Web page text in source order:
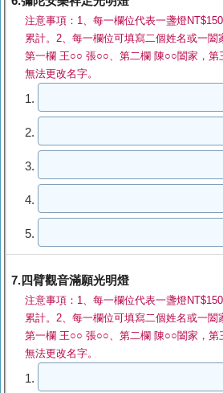
注意事項：1、每一欄位代表一盞燈
累計。2、每一欄位可填寫二個姓名或一闔
第一欄 王○○ 張○○、第二欄 陳○○闔家，第
無法更改名字。
1.
2.
3.
4.
5.
7.四臂觀音滿願光明燈
注意事項：1、每一欄位代表一盞燈
累計。2、每一欄位可填寫二個姓名或一闔
第一欄 王○○ 張○○、第二欄 陳○○闔家，第
無法更改名字。
1.